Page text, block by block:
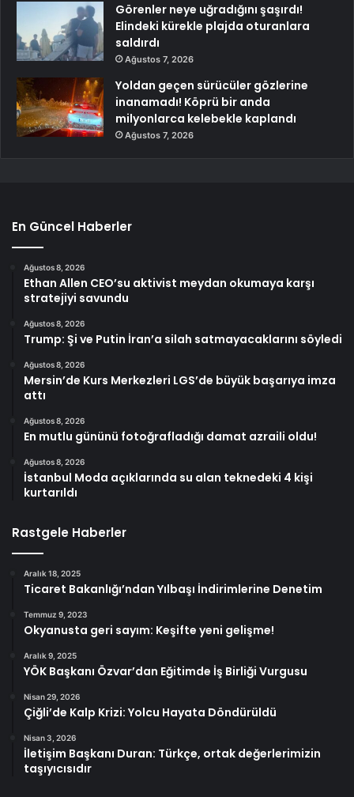
Görenler neye uğradığını şaşırdı!
Elindeki kürekle plajda oturanlara
saldırdı
Ağustos 7, 2026
Yoldan geçen sürücüler gözlerine
inanamadı! Köprü bir anda
milyonlarca kelebekle kaplandı
Ağustos 7, 2026
En Güncel Haberler
Ağustos 8, 2026
Ethan Allen CEO’su aktivist meydan okumaya karşı
stratejiyi savundu
Ağustos 8, 2026
Trump: Şi ve Putin İran’a silah satmayacaklarını söyledi
Ağustos 8, 2026
Mersin’de Kurs Merkezleri LGS’de büyük başarıya imza
attı
Ağustos 8, 2026
En mutlu gününü fotoğrafladığı damat azraili oldu!
Ağustos 8, 2026
İstanbul Moda açıklarında su alan teknedeki 4 kişi
kurtarıldı
Rastgele Haberler
Aralık 18, 2025
Ticaret Bakanlığı’ndan Yılbaşı İndirimlerine Denetim
Temmuz 9, 2023
Okyanusta geri sayım: Keşifte yeni gelişme!
Aralık 9, 2025
YÖK Başkanı Özvar’dan Eğitimde İş Birliği Vurgusu
Nisan 29, 2026
Çiğli’de Kalp Krizi: Yolcu Hayata Döndürüldü
Nisan 3, 2026
İletişim Başkanı Duran: Türkçe, ortak değerlerimizin
taşıyıcısıdır